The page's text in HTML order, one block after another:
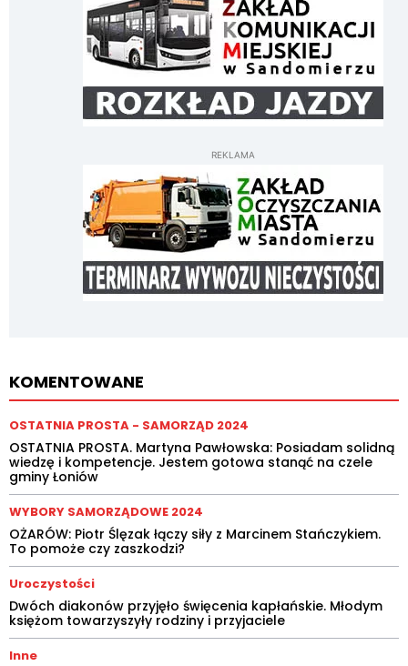
REKLAMA
KOMENTOWANE
OSTATNIA PROSTA - SAMORZĄD 2024
OSTATNIA PROSTA. Martyna Pawłowska: Posiadam solidną
wiedzę i kompetencje. Jestem gotowa stanąć na czele
gminy Łoniów
WYBORY SAMORZĄDOWE 2024
OŻARÓW: Piotr Ślęzak łączy siły z Marcinem Stańczykiem.
To pomoże czy zaszkodzi?
Uroczystości
Dwóch diakonów przyjęło święcenia kapłańskie. Młodym
księżom towarzyszyły rodziny i przyjaciele
Inne